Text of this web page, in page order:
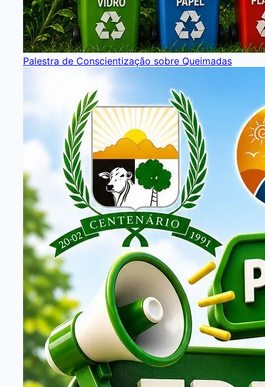
Palestra de Conscientização sobre Queimadas